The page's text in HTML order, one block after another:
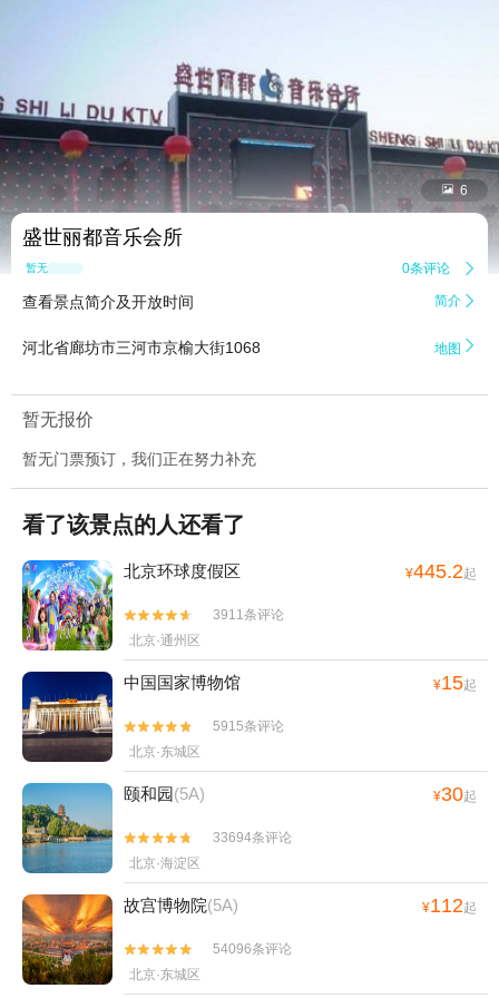
 6
盛世丽都音乐会所
暂无点评 0条评论 
查看景点简介及开放时间 简介 
河北省廊坊市三河市京榆大街1068 地图 
暂无报价
暂无门票预订，我们正在努力补充
看了该景点的人还看了
北京环球度假区 ¥445.2起


3911条评论
北京·通州区
中国国家博物馆 ¥15起


5915条评论
北京·东城区
颐和园(5A) ¥30起


33694条评论
北京·海淀区
故宫博物院(5A) ¥112起


54096条评论
北京·东城区